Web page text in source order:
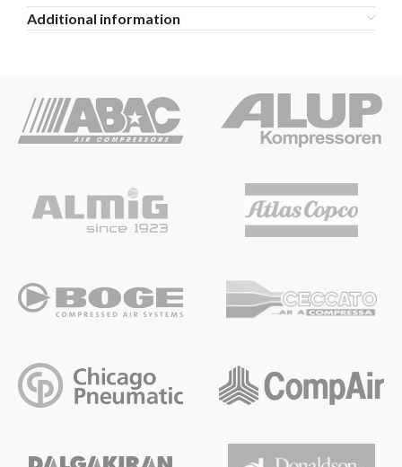
Additional information